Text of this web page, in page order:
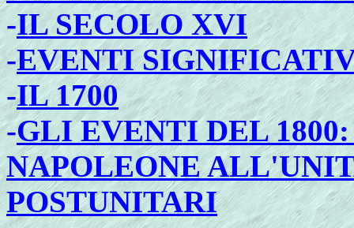
-IL SECOLO XVI
-EVENTI
-IL 1700
-GLI EVENTI DEL
NAPOLEONE
POSTUNITARI